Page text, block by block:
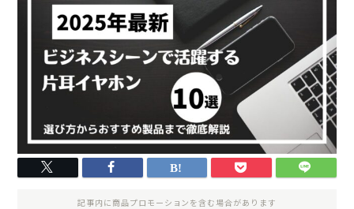
記事内に商品プロモーションを含む場合があります